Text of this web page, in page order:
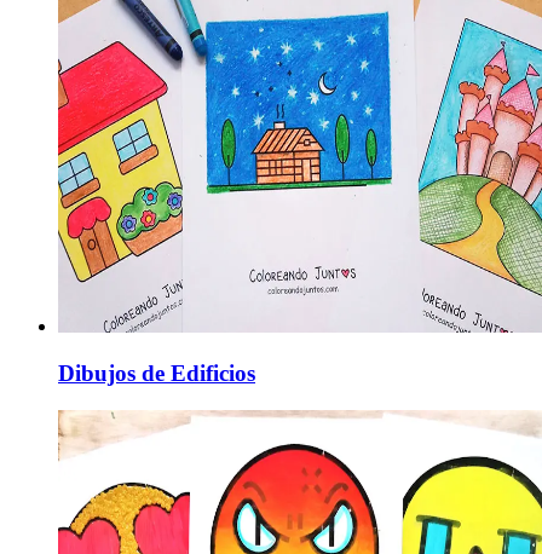
Dibujos de Edificios